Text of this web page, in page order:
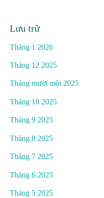
Lưu trữ
Tháng 1 2026
Tháng 12 2025
Tháng mười một 2025
Tháng 10 2025
Tháng 9 2025
Tháng 8 2025
Tháng 7 2025
Tháng 6 2025
Tháng 5 2025